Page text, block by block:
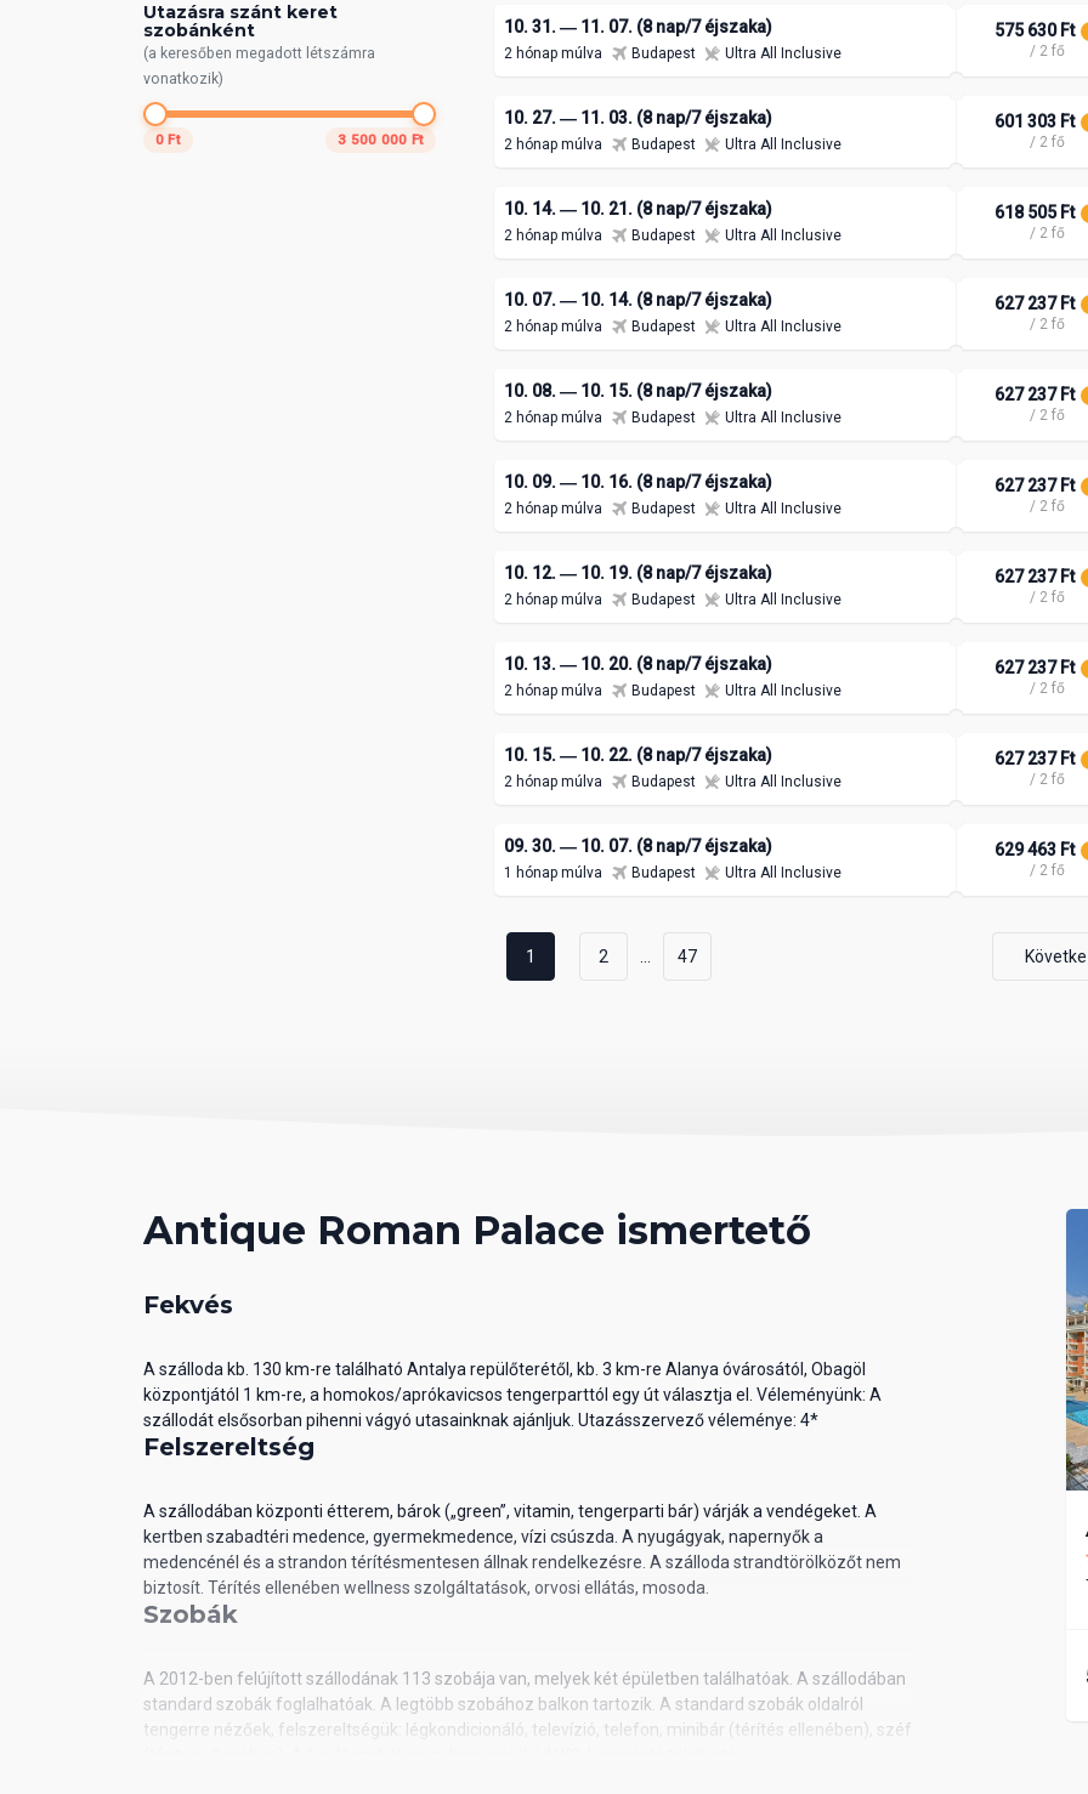
Utazásra szánt keret
szobánként
(a keresőben megadott létszámra
vonatkozik)
0 Ft 3 500 000 Ft
10. 31. ― 11. 07. (8 nap/7 éjszaka)
2 hónap múlva Budapest Ultra All Inclusive
575 630 Ft
/ 2 fő
10. 27. ― 11. 03. (8 nap/7 éjszaka)
2 hónap múlva Budapest Ultra All Inclusive
601 303 Ft
/ 2 fő
10. 14. ― 10. 21. (8 nap/7 éjszaka)
2 hónap múlva Budapest Ultra All Inclusive
618 505 Ft
/ 2 fő
10. 07. ― 10. 14. (8 nap/7 éjszaka)
2 hónap múlva Budapest Ultra All Inclusive
627 237 Ft
/ 2 fő
10. 08. ― 10. 15. (8 nap/7 éjszaka)
2 hónap múlva Budapest Ultra All Inclusive
627 237 Ft
/ 2 fő
10. 09. ― 10. 16. (8 nap/7 éjszaka)
2 hónap múlva Budapest Ultra All Inclusive
627 237 Ft
/ 2 fő
10. 12. ― 10. 19. (8 nap/7 éjszaka)
2 hónap múlva Budapest Ultra All Inclusive
627 237 Ft
/ 2 fő
10. 13. ― 10. 20. (8 nap/7 éjszaka)
2 hónap múlva Budapest Ultra All Inclusive
627 237 Ft
/ 2 fő
10. 15. ― 10. 22. (8 nap/7 éjszaka)
2 hónap múlva Budapest Ultra All Inclusive
627 237 Ft
/ 2 fő
09. 30. ― 10. 07. (8 nap/7 éjszaka)
1 hónap múlva Budapest Ultra All Inclusive
629 463 Ft
/ 2 fő
1 2 47
Antique Roman Palace ismertető
Fekvés
A szálloda kb. 130 km-re található Antalya repülőterétől, kb. 3 km-re Alanya óvárosától, Obagöl
központjától 1 km-re, a homokos/aprókavicsos tengerparttól egy út választja el. Véleményünk: A
szállodát elsősorban pihenni vágyó utasainknak ajánljuk. Utazásszervező véleménye: 4*
Felszereltség
A szállodában központi étterem, bárok („green”, vitamin, tengerparti bár) várják a vendégeket. A
kertben szabadtéri medence, gyermekmedence, vízi csúszda. A nyugágyak, napernyők a
medencénél és a strandon térítésmentesen állnak rendelkezésre. A szálloda strandtörölközőt nem
biztosít. Térítés ellenében wellness szolgáltatások, orvosi ellátás, mosoda.
Szobák
A 2012-ben felújított szállodának 113 szobája van, melyek két épületben találhatóak. A szállodában
standard szobák foglalhatóak. A legtöbb szobához balkon tartozik. A standard szobák oldalról
tengerre nézőek, felszereltségük: légkondicionáló, televízió, telefon, minibár (térítés ellenében), széf